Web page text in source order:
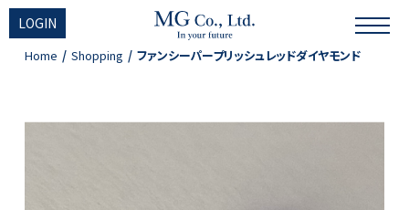
LOGIN
Home Shopping ファンシーパープリッシュレッドダイヤモンド